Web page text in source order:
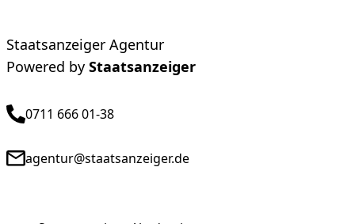
Staatsanzeiger Agentur
Powered by Staatsanzeiger
0711 666 01-38
agentur@staatsanzeiger.de